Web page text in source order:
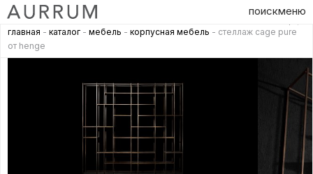
поискменю
главная - каталог - мебель - корпусная мебель - стеллаж cage pure
от henge